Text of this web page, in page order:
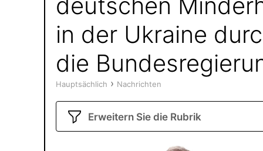
in der Ukraine
die
Hauptsächlich › Nachrichten
Erweitern Sie die Rubrik